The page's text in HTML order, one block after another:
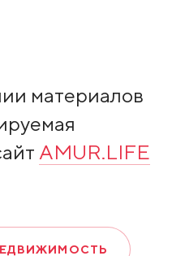
материалов
AMUR.LIFE